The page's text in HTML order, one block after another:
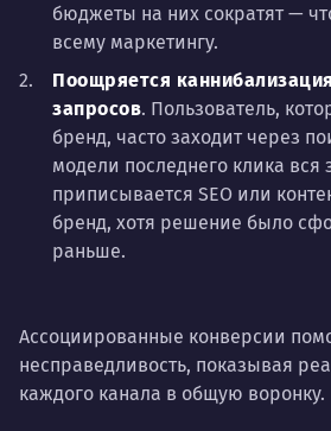
бюджеты на них сократят —
всему маркетингу.
Поощряется
запросов. Пользователь,
бренд, часто заходит через
модели последнего клика вся
приписывается SEO или
бренд, хотя решение было
раньше.
Ассоциированные конверсии
несправедливость, показывая
каждого канала в общую воронку.